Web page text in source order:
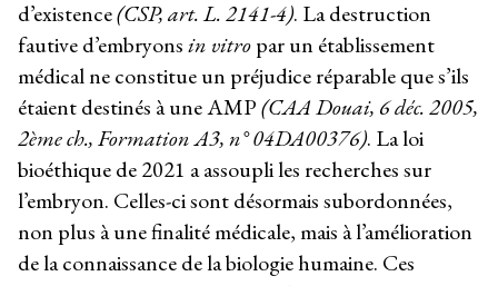
d’existence(CSP, art. L. 2141-4). La destruction
fautive d’embryonsin vitropar un établissement
médical ne constitue un préjudice réparable que s’ils
étaient destinés à une AMP(CAA Douai, 6 déc. 2005,
2èmech., Formation A3, n° 04DA00376). La loi
bioéthique de 2021 a assoupli les recherches sur
l’embryon. Celles-ci sont désormais subordonnées,
non plus à une finalité médicale, mais à l’amélioration
de la connaissance de la biologie humaine. Ces